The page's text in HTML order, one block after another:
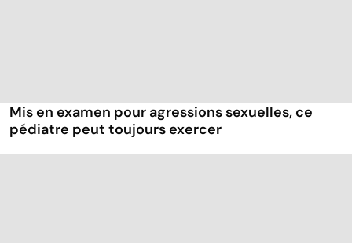
Mis en examen pour agressions sexuelles, ce
pédiatre peut toujours exercer